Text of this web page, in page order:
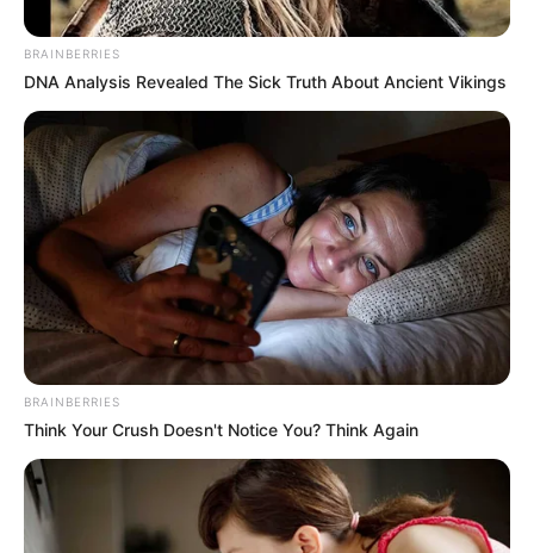
BRAINBERRIES
DNA Analysis Revealed The Sick Truth About Ancient Vikings
BRAINBERRIES
Think Your Crush Doesn't Notice You? Think Again